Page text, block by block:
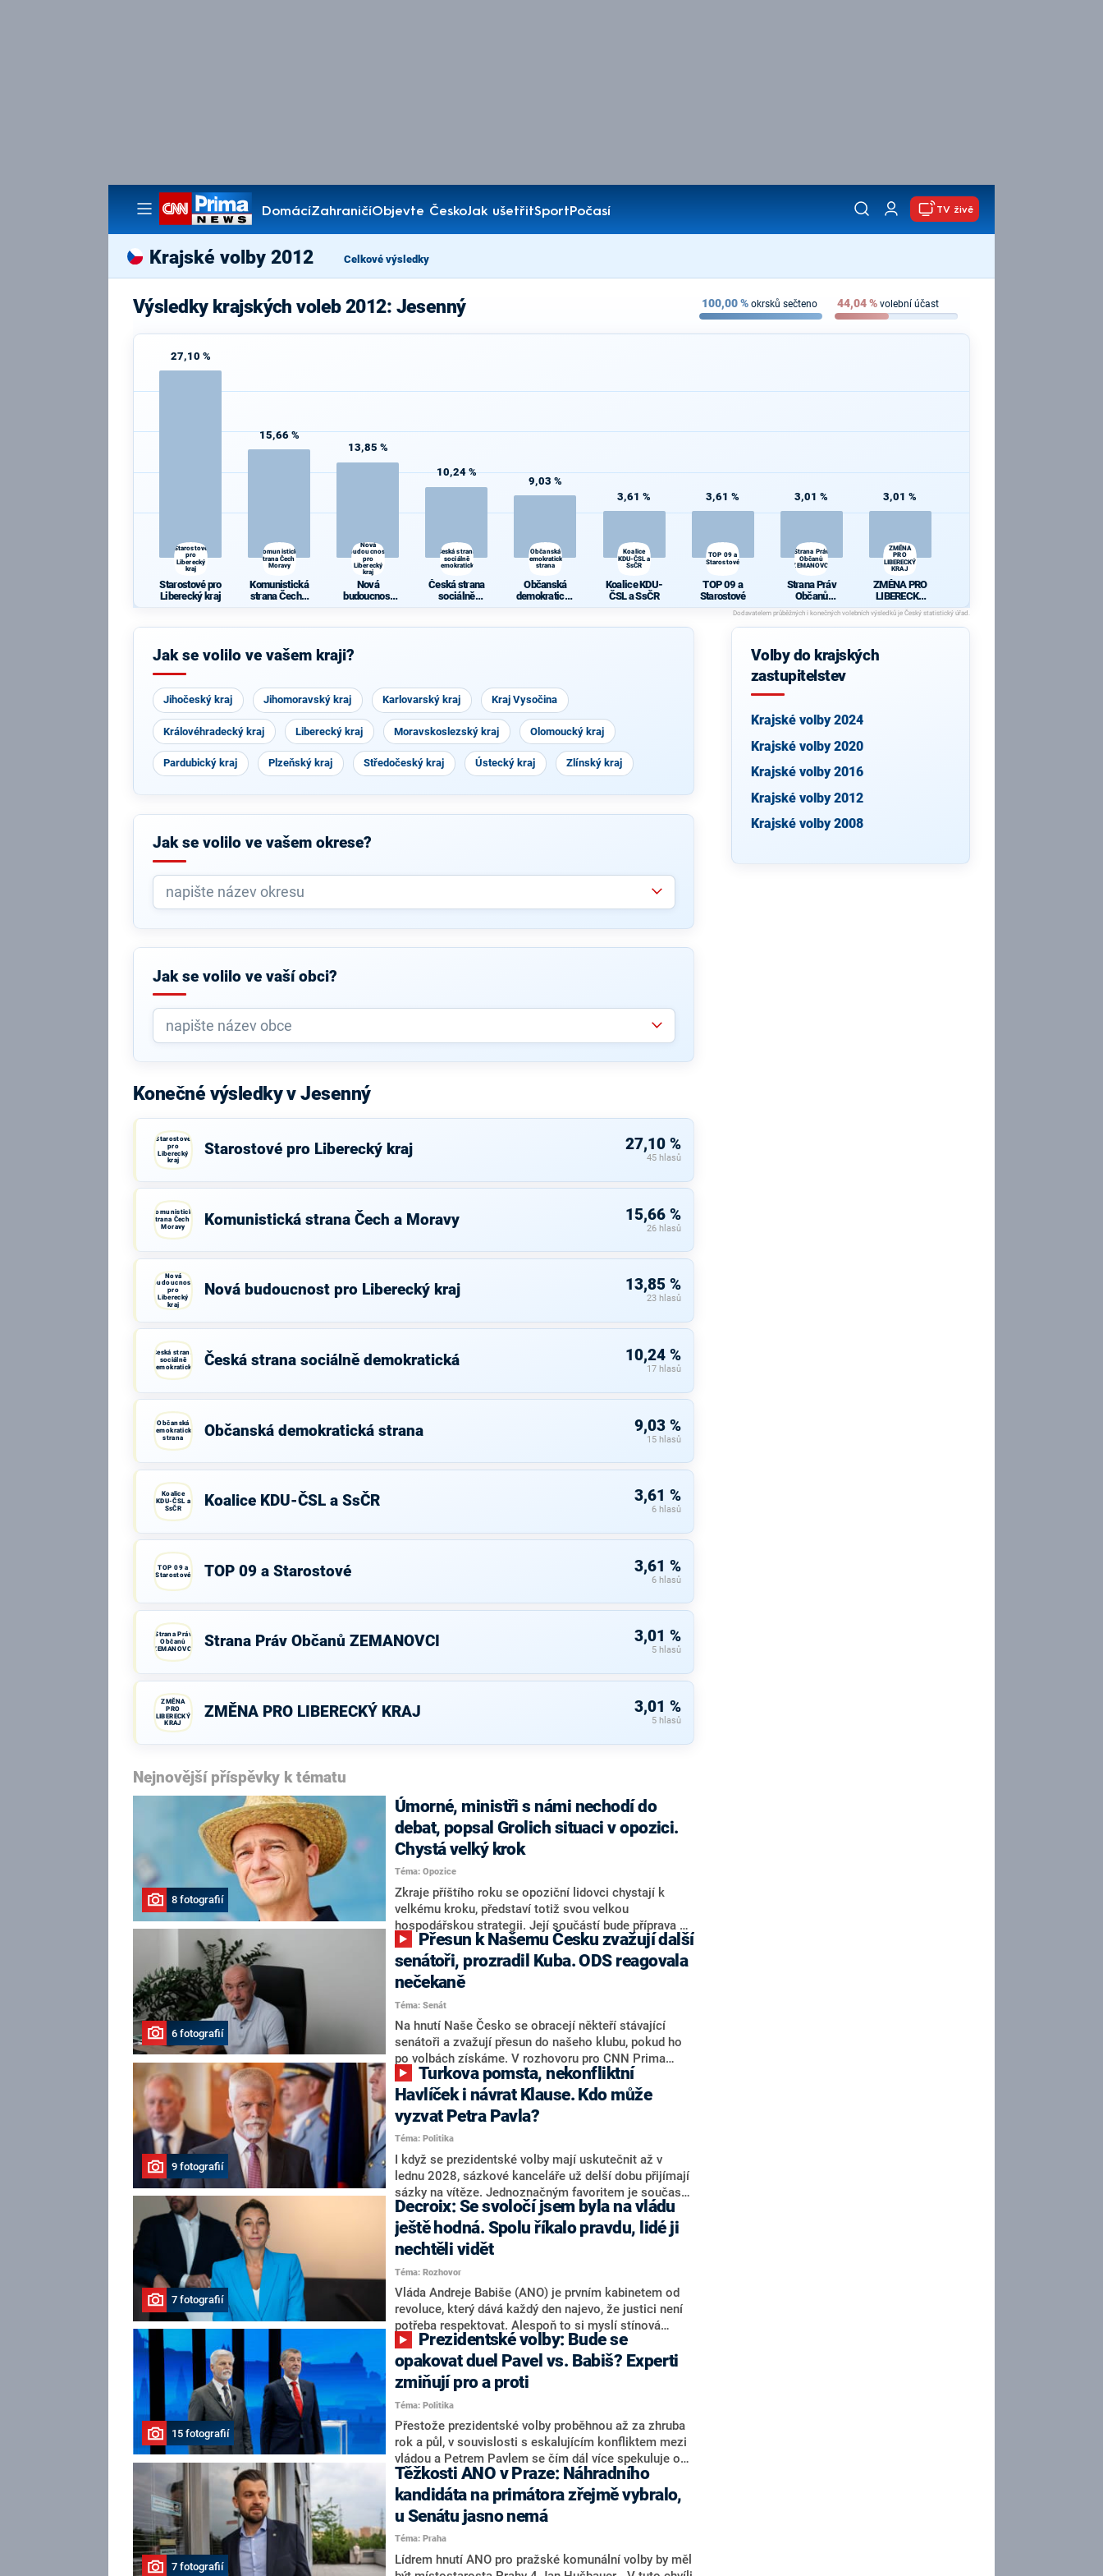
DomácíZahraničíObjevte ČeskoJak ušetřitSportPočasí
Pořady
TV živě
Krajské volby 2012 Celkové výsledky
Výsledky krajských voleb 2012: Jesenný 100,00% okrsků sečteno 44,04% volební účast
27,10 %
Starostové
pro
Liberecký
kraj
Starostové pro
Liberecký kraj
15,66 %
Komunistická
strana Čech a
Moravy
Komunistická
strana Čech a
13,85 %
Nová
budoucnost
pro
Liberecký
kraj
Nová
budoucnost
10,24 %
Česká strana
sociálně
demokratická
Česká strana
sociálně
9,03 %
Občanská
demokratická
strana
Občanská
demokratická
3,61 %
Koalice
KDU-ČSL a
SsČR
Koalice KDU-
ČSL a SsČR
3,61 %
TOP 09 a
Starostové
TOP 09 a
Starostové
3,01 %
Strana Práv
Občanů
ZEMANOVCI
Strana Práv
Občanů
ZEMANOVCI
3,01 %
ZMĚNA
PRO
LIBERECKÝ
KRAJ
ZMĚNA PRO
LIBERECKÝ
KRAJ
Jak se volilo ve vašem kraji?
Jihočeský kraj Jihomoravský kraj Karlovarský kraj Kraj Vysočina
Královéhradecký kraj Liberecký kraj Moravskoslezský kraj Olomoucký kraj
Pardubický kraj Plzeňský kraj Středočeský kraj Ústecký kraj Zlínský kraj
Jak se volilo ve vašem okrese?
Jak se volilo ve vaší obci?
Konečné výsledky v Jesenný
Starostové
pro
Liberecký
kraj
Starostové pro Liberecký kraj 27,10 %
45 hlasů
Komunistická
strana Čech a
Moravy
Komunistická strana Čech a Moravy 15,66 %
26 hlasů
Nová
budoucnost
pro
Liberecký
kraj
Nová budoucnost pro Liberecký kraj 13,85 %
23 hlasů
Česká strana
sociálně
demokratická
Česká strana sociálně demokratická 10,24 %
17 hlasů
Občanská
demokratická
strana
Občanská demokratická strana 9,03 %
15 hlasů
Koalice
KDU-ČSL a
SsČR
Koalice KDU-ČSL a SsČR 3,61 %
6 hlasů
TOP 09 a
Starostové
TOP 09 a Starostové 3,61 %
6 hlasů
Strana Práv
Občanů
ZEMANOVCI
Strana Práv Občanů ZEMANOVCI 3,01 %
5 hlasů
ZMĚNA
PRO
LIBERECKÝ
KRAJ
ZMĚNA PRO LIBERECKÝ KRAJ 3,01 %
5 hlasů
Nejnovější příspěvky k tématu
8 fotografií
Úmorné, ministři s námi nechodí do
debat, popsal Grolich situaci v opozici.
Chystá velký krok
Téma: Opozice
Zkraje příštího roku se opoziční lidovci chystají k
velkému kroku, představí totiž svou velkou
hospodářskou strategii. Její součástí bude příprava na
stárnutí populace, řekl ve středu na setkání s novináři
nový předseda lidovců Jan Grolich. Ten zároveň v
senátních volbách kandiduje ve Vyškově. Popsal i
aktivitu opozice, o níž vládní strany nebo političtí
komentátoři mluví jako o slabé a v defenzivě. „Je to
úmorná práce upozorňovat na chyby vlády. Ministři s
námi navíc nechodí do debat. Chceme ale ukazovat
svoje témata,“ odpověděl Grolich na dotaz CNN Prima
NEWS.
6 fotografií
senátoři, prozradil Kuba. ODS reagovala
nečekaně
Téma: Senát
Na hnutí Naše Česko se obracejí někteří stávající
senátoři a zvažují přesun do našeho klubu, pokud ho
po volbách získáme. V rozhovoru pro CNN Prima
NEWS to řekl zakladatel hnutí a jihočeský hejtman
Martin Kuba. Konkrétní nebyl, ale získat by takto mohl
například senátora Zdeňka Hrabu, který je dnes
součástí klubu ODS a TOP 09. Hraba to na dotaz
redakce nevyloučil. Předseda klubu senátorů ODS
Zdeněk Nytra redakci řekl, že počítá s odchodem
některých senátorů z klubu a že Naše Česko není
nepřítel, ale soupeř.
9 fotografií
Havlíček i návrat Klause. Kdo může
vyzvat Petra Pavla?
Téma: Politika
I když se prezidentské volby mají uskutečnit až v
lednu 2028, sázkové kanceláře už delší dobu přijímají
sázky na vítěze. Jednoznačným favoritem je současná
hlava státu Petr Pavel. Daleko za ním pak bookmakeři
zmiňují dva výrazné politiky ANO, tedy premiéra
Andreje Babiše a ministra průmyslu Karla Havlíčka.
Oblíbeným tipem samotných sázkařů je poslanec za
Motoristy Filip Turek. Politolog Jan Kubáček nicméně
o případné kandidatuře kohokoliv ze zmíněné trojice
značně pochybuje. Podle něj současná koalice dosud
nemá osobu, která by Pavlovi mohla konkurovat.
7 fotografií
Decroix: Se svoločí jsem byla na vládu
ještě hodná. Spolu říkalo pravdu, lidé ji
nechtěli vidět
Téma: Rozhovor
Vláda Andreje Babiše (ANO) je prvním kabinetem od
revoluce, který dává každý den najevo, že justici není
potřeba respektovat. Alespoň to si myslí stínová
ministryně spravedlnosti ODS Eva Decroix. V
rozhovoru pro CNN Prima NEWS si nebrala servítky
ohledně politického výkonu svého nástupce Jeronýma
Tejce (za ANO) či vládní zmocněnkyně pro lidská
práva Taťány Malé (ANO). Označením „svoloč“ na
adresu vlády prý byla ještě hodná. Decroix se také
vrátila k volební porážce koalice Spolu či promluvila o
hnutí Naše Česko Martina Kuby.
15 fotografií
opakovat duel Pavel vs. Babiš? Experti
zmiňují pro a proti
Téma: Politika
Přestože prezidentské volby proběhnou až za zhruba
rok a půl, v souvislosti s eskalujícím konfliktem mezi
vládou a Petrem Pavlem se čím dál více spekuluje o
tom, koho by do bitvy o Hrad mohla vyslat současná
koalice. Někteří političtí komentátoři znovu vytahují
jméno premiéra Andreje Babiše (ANO). Jak moc je
pravděpodobné, že se v prezidentských volbách 2028
bude znovu opakovat souboj z roku 2023?
7 fotografií
Těžkosti ANO v Praze: Náhradního
kandidáta na primátora zřejmě vybralo,
u Senátu jasno nemá
Téma: Praha
Lídrem hnutí ANO pro pražské komunální volby by měl
Volby do krajských
zastupitelstev
Krajské volby 2024
Krajské volby 2020
Krajské volby 2016
Krajské volby 2012
Krajské volby 2008